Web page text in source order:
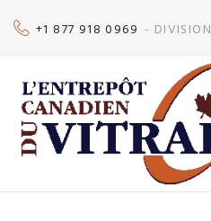
+1 877 918 0969 -